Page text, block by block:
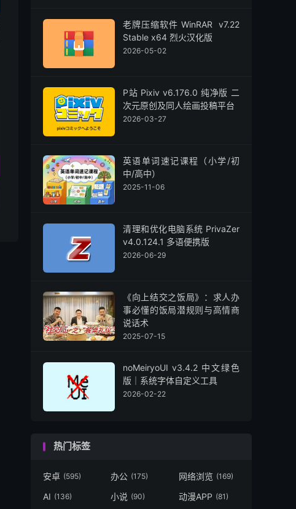
老牌压缩软件 WinRAR v7.22
Stable x64 烈火汉化版
2026-05-02
P站 Pixiv v6.176.0 纯净版 二
次元原创及同人绘画投稿平台
2026-03-27
英语单词速记课程（小学/初
中/高中）
2025-11-06
清理和优化电脑系统 PrivaZer
v4.0.124.1 多语便携版
2026-06-29
《向上结交之饭局》：求人办
事必懂的饭局潜规则与高情商
说话术
2025-07-15
noMeiryoUI v3.4.2 中文绿色
版｜系统字体自定义工具
2026-02-22
热门标签
安卓 (595) 办公 (175) 网络浏览 (169)
AI (136) 小说 (90) 动漫APP (81)